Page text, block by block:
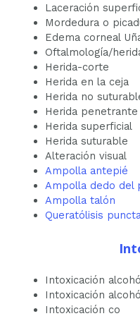
Laceración
Mordedura o
Edema corneal
Oftalmología/
Herida-corte
Herida en la ceja
Herida no
Herida penetrante
Herida superficial
Herida suturable
Alteración visual
Ampolla antepié
Ampolla dedo del
Ampolla talón
Queratólisis
Intoxicación
Intoxicación
Intoxicación co